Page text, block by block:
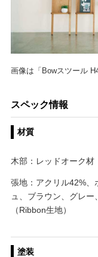
画像は「Bowスツール
スペック情報
材質
木部：レッドオーク材
張地：アクリル42%、
ュ、ブラウン、グレ
（Ribbon生地）
塗装